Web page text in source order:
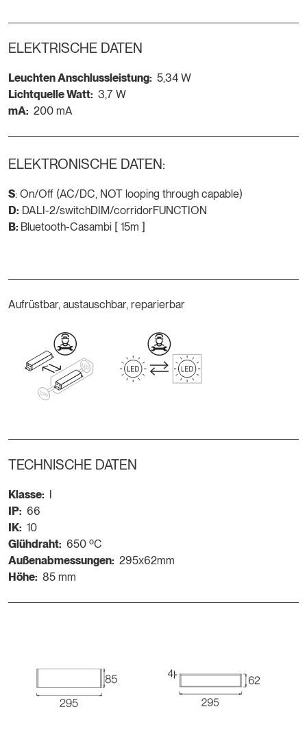
ELEKTRISCHE DATEN
Leuchten Anschlussleistung: 5,34 W
Lichtquelle Watt: 3,7 W
mA: 200 mA
ELEKTRONISCHE DATEN:
S: On/Off (AC/DC, NOT looping through capable)
D: DALI-2/switchDIM/corridorFUNCTION
B: Bluetooth-Casambi [ 15m ]
Aufrüstbar, austauschbar, reparierbar
TECHNISCHE DATEN
Klasse:
IP: 66
IK: 10
Glühdraht: 650 ºC
Außenabmessungen: 295x62mm
Höhe: 85 mm